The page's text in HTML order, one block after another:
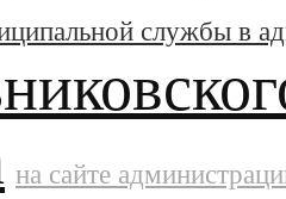
службы в
на сайте